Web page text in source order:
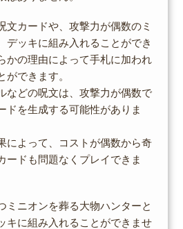
文カードや、攻撃力が偶数のミ
デッキに組み入れることができ
かの理由によって手札に加われ
ができます。
などの呪文は、攻撃力が偶数で
ドを生成する可能性がありま
によって、コストが偶数から奇
ードも問題なくプレイできま
ミニオンを葬る大物ハンターと
キに組み入れることができませ